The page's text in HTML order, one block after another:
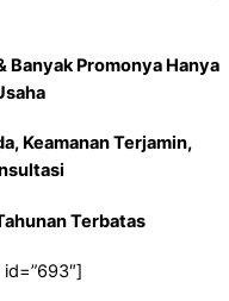
Banyak Promonya Hanya
Keamanan Terjamin,
Terbatas